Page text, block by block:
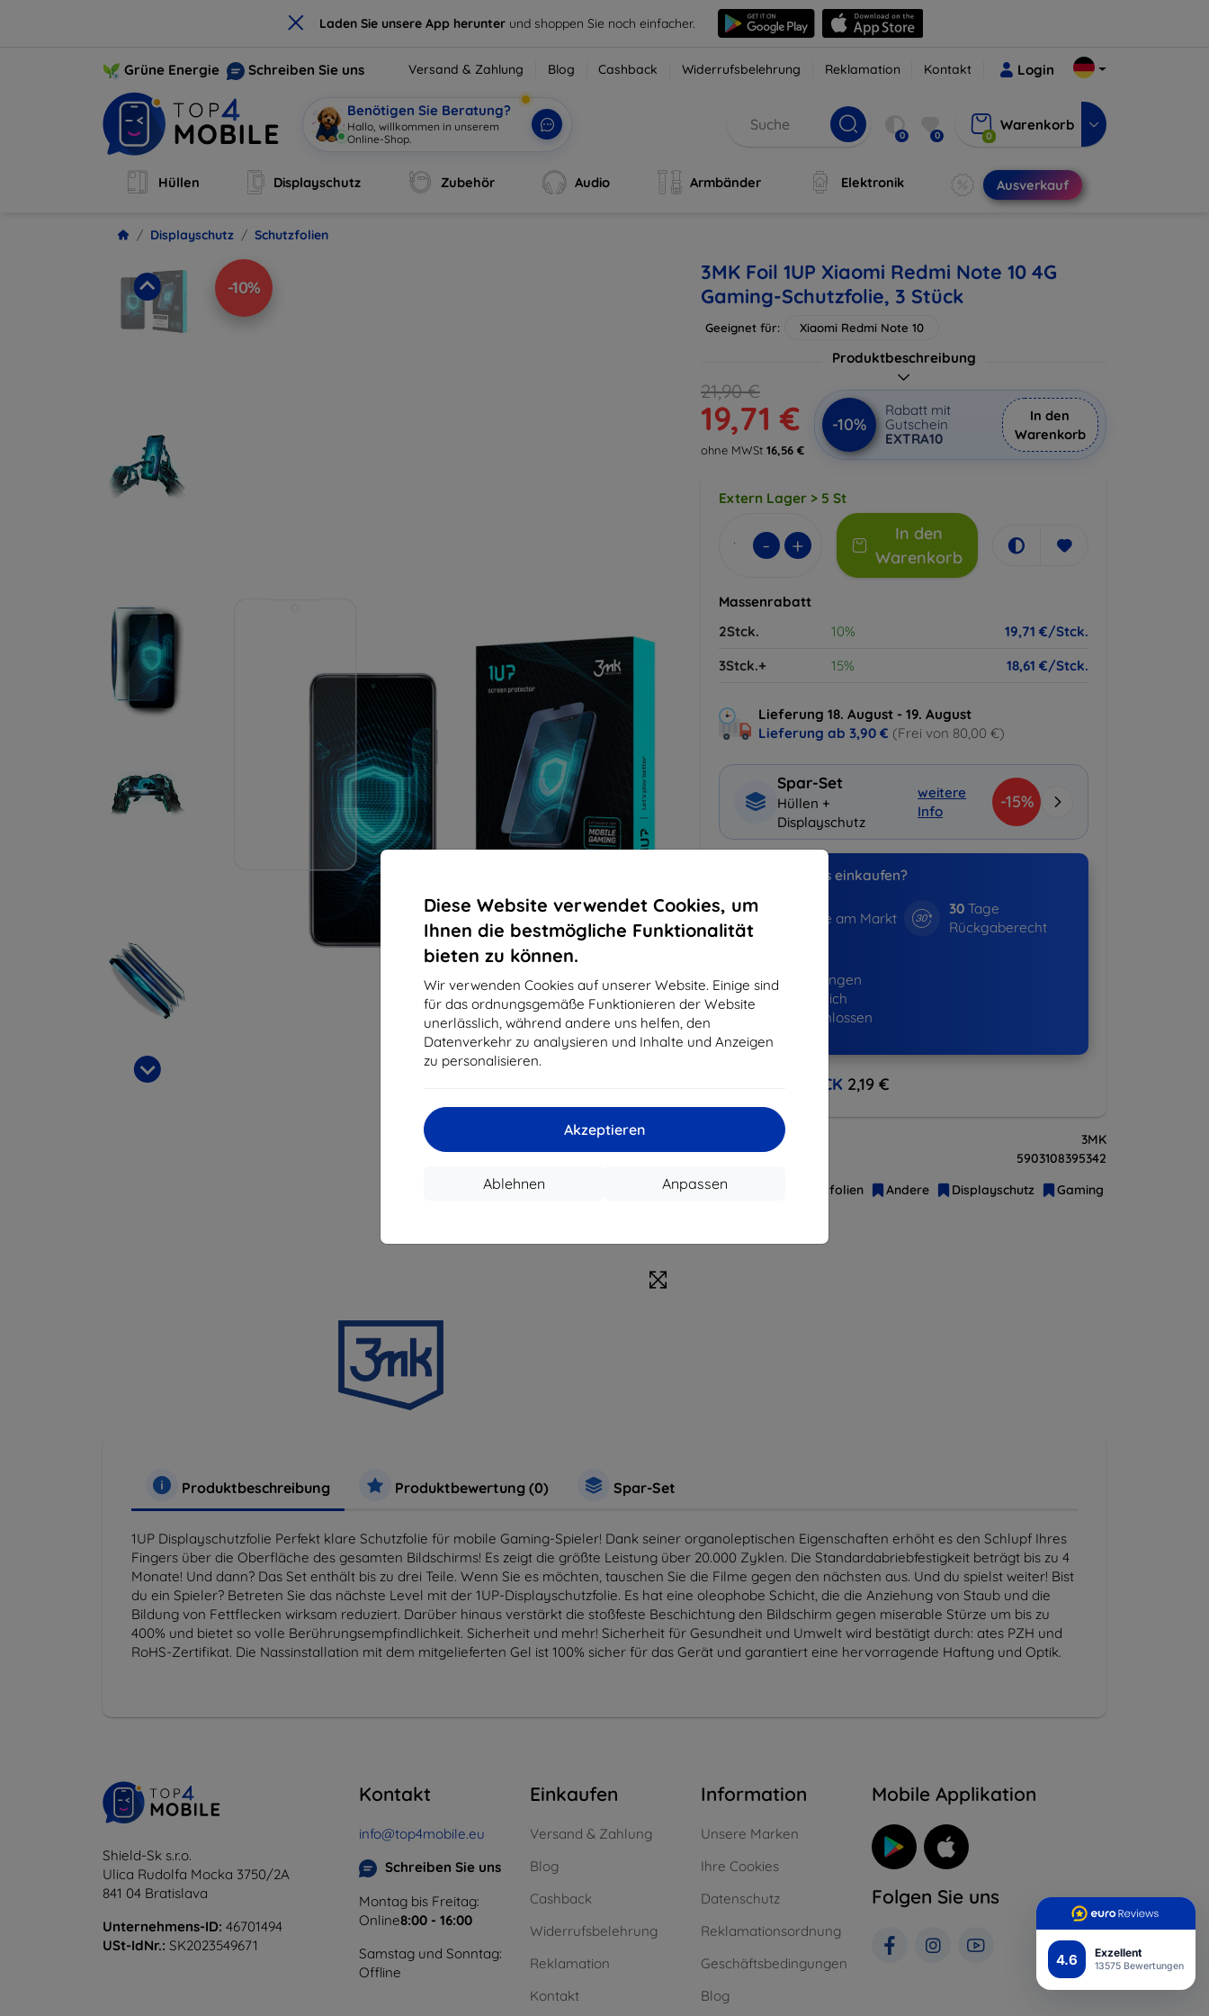
× Laden Sie unsere App herunter und shoppen Sie noch einfacher.
4.6 Exzellent
13575 Bewertungen
Diese Website verwendet Cookies, um
Ihnen die bestmögliche Funktionalität
bieten zu können.
Wir verwenden Cookies auf unserer Website. Einige sind
für das ordnungsgemäße Funktionieren der Website
unerlässlich, während andere uns helfen, den
Datenverkehr zu analysieren und Inhalte und Anzeigen
zu personalisieren.
Akzeptieren
Anpassen
Ablehnen
Grüne Energie Schreiben Sie uns Versand & Zahlung Blog Cashback Widerrufsbelehrung Reklamation Kontakt Login
Benötigen Sie Beratung?
Hallo, willkommen in unserem
Online-Shop.
0 0 0
Warenkorb
Hüllen Displayschutz Zubehör Audio Armbänder Elektronik Ausverkauf
Displayschutz Schutzfolien
-10%
3MK Foil 1UP Xiaomi Redmi Note 10 4G
Gaming-Schutzfolie, 3 Stück
Geeignet für: Xiaomi Redmi Note 10
Produktbeschreibung
21,90 €
19,71 €
ohne MWSt 16,56 €
-10%
Rabatt mit
Gutschein
EXTRA10
In den
Warenkorb
Extern Lager > 5 St
- +
In den
Warenkorb
Massenrabatt
2Stck.
10%
19,71 €/Stck.
3Stck.+
15% 18,61 €/Stck.
Lieferung 18. August - 19. August
Lieferung ab 3,90 € (Frei von 80,00 €)
Spar-Set
Hüllen +
Displayschutz
weitere
Info
-15%
Warum bei uns einkaufen?
Jahre am Markt
30Tage
Rückgaberecht
Bestellungen
erfolgreich
abgeschlossen
CASHBACK 2,19 €
3MK
5903108395342
Zubehör
Schutzfolien Andere Displayschutz Gaming
Produktbeschreibung Produktbewertung (0) Spar-Set
1UP Displayschutzfolie Perfekt klare Schutzfolie für mobile Gaming-Spieler! Dank seiner organoleptischen Eigenschaften erhöht es den Schlupf Ihres
Fingers über die Oberfläche des gesamten Bildschirms! Es zeigt die größte Leistung über 20.000 Zyklen. Die Standardabriebfestigkeit beträgt bis zu 4
Monate! Und dann? Das Set enthält bis zu drei Teile. Wenn Sie es möchten, tauschen Sie die Filme gegen den nächsten aus. Und du spielst weiter! Bist
du ein Spieler? Betreten Sie das nächste Level mit der 1UP-Displayschutzfolie. Es hat eine oleophobe Schicht, die die Anziehung von Staub und die
Bildung von Fettflecken wirksam reduziert. Darüber hinaus verstärkt die stoßfeste Beschichtung den Bildschirm gegen miserable Stürze um bis zu
400% und bietet so volle Berührungsempfindlichkeit. Sicherheit und mehr! Sicherheit für Gesundheit und Umwelt wird bestätigt durch: ates PZH und
RoHS-Zertifikat. Die Nassinstallation mit dem mitgelieferten Gel ist 100% sicher für das Gerät und garantiert eine hervorragende Haftung und Optik.
Shield-Sk s.r.o.
Ulica Rudolfa Mocka 3750/2A
841 04 Bratislava
Unternehmens-ID: 46701494
USt-IdNr.: SK2023549671
Kontakt
info@top4mobile.eu
Schreiben Sie uns
Montag bis Freitag:
Online8:00 - 16:00
Samstag und Sonntag:
Offline
Einkaufen
Versand & Zahlung
Blog
Cashback
Widerrufsbelehrung
Reklamation
Kontakt
Information
Unsere Marken
Ihre Cookies
Datenschutz
Reklamationsordnung
Geschäftsbedingungen
Blog
Mobile Applikation
Folgen Sie uns